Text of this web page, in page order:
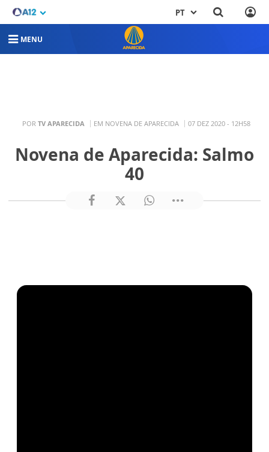
PT
MENU
POR TV APARECIDA EM NOVENA DE APARECIDA 07 DEZ 2020 - 12H58
Novena de Aparecida: Salmo
40